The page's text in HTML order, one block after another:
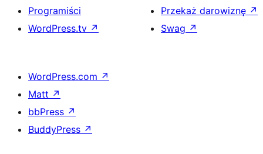
Programiści
WordPress.tv ↗
Przekaż darowiznę ↗
Swag ↗
WordPress.com ↗
Matt ↗
bbPress ↗
BuddyPress ↗